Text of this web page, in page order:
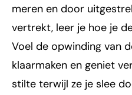
meren en door
vertrekt, leer je hoe je
Voel de opwinding van
klaarmaken en geniet
stilte terwijl ze je slee